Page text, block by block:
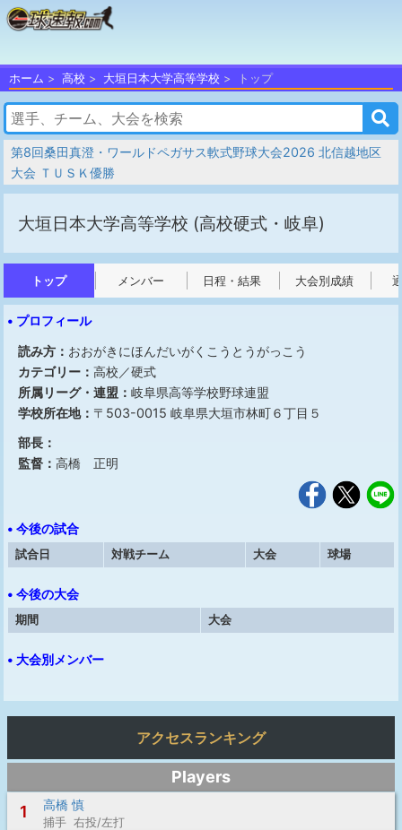
ホーム 高校 大垣日本大学高等学校 トップ
第8回桑田真澄・ワールドペガサス軟式野球大会2026 北信越地区
大会 ＴＵＳＫ優勝
大垣日本大学高等学校 (高校硬式・岐阜)
トップ メンバー 日程・結果 大会別成績
• プロフィール
読み方： おおがきにほんだいがくこうとうがっこう
カテゴリー： 高校／硬式
所属リーグ・連盟： 岐阜県高等学校野球連盟
学校所在地： 〒503-0015 岐阜県大垣市林町６丁目５
部長：
監督： 高橋 正明
• 今後の試合
試合日
対戦チーム 大会 球場
• 今後の大会
期間
大会
• 大会別メンバー
アクセスランキング
Players
1
高橋 慎
捕手 右投/左打